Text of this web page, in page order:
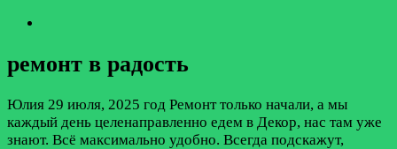
ремонт в радость
Юлия 29 июля, 2025 год Ремонт только начали, а мы
каждый день целенаправленно едем в Декор, нас там уже
знают. Всё максимально удобно. Всегда подскажут,